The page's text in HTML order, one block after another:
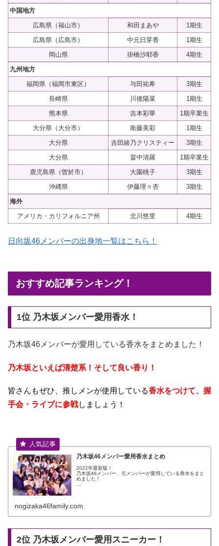
中国地方
広島県（福山市）
和田まあや
1期生
広島県（広島市）
中元日芽香
1期生
岡山県
掛橋沙耶香
4期生
九州地方
福岡県（福岡市東区）
与田祐希
3期生
長崎県
川後陽菜
1期生
熊本県
吉本彩華
1期卒業生
大分県（大分市）
衛藤美彩
1期生
大分県
吉田綾乃クリスティー
3期生
大分県
畠中清羅
1期卒業生
鹿児島県（曽於市）
大園桃子
3期生
沖縄県
伊藤理々杏
3期生
海外
アメリカ・カリフォルニア州
北川悠里 4期生
日向坂46メンバーの出身地一覧はこちら！
おすすめ記事ランキング！
1位 乃木坂メンバー愛用香水！
乃木坂46メンバーが愛用している香水をまとめました！
乃木坂といえば清楚系！そして良い香り！
皆さんもぜひ、推しメンが使用している香水をつけて、握
手会・ライブに参戦しましょう！
乃木坂46メンバー愛用香水まとめ
2022年最新版！
乃木坂46メンバー、元メンバーが愛用している香水をまと
めました！
…
nogizaka46family.com
2位 乃木坂メンバー愛用スニーカー！